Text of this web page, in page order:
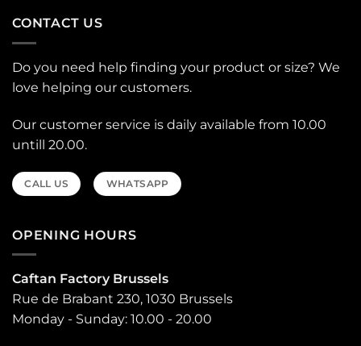
CONTACT US
Do you need help finding your product or size? We
love helping our customers.
Our customer service is daily available from 10.00
untill 20.00.
CALL US WHATSAPP
OPENING HOURS
Caftan Factory Brussels
Rue de Brabant 230, 1030 Brussels
Monday - Sunday: 10.00 - 20.00